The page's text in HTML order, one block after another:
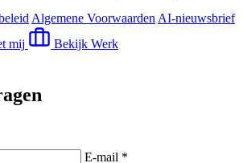
Algemene Voorwaarden AI-nieuwsbrief
mij
Bekijk Werk
E-mail *